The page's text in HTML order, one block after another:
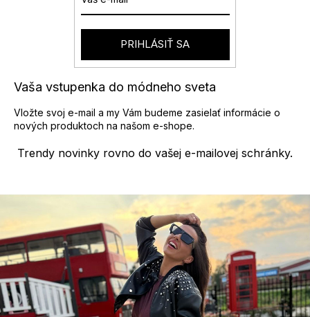
Trendy novinky rovno do vašej e-mailovej schránky.
Vaša vstupenka do módneho sveta
Vložte svoj e-mail a my Vám budeme zasielať informácie o
nových produktoch na našom e-shope.
PRIHLÁSIŤ SA